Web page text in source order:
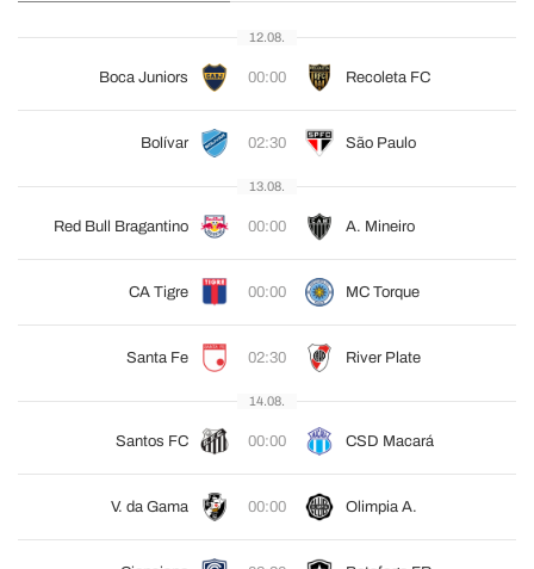
12.08.
Boca Juniors 00:00 Recoleta FC
Bolívar 02:30 São Paulo
13.08.
Red Bull Bragantino 00:00 A. Mineiro
CA Tigre 00:00 MC Torque
Santa Fe 02:30 River Plate
14.08.
Santos FC 00:00 CSD Macará
V. da Gama 00:00 Olimpia A.